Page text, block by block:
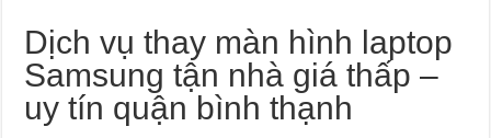
Dịch vụ thay màn hình laptop
Samsung tận nhà giá thấp –
uy tín quận bình thạnh